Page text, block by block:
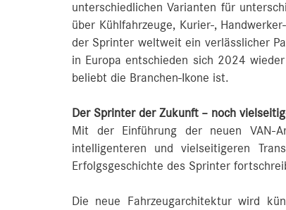
unterschiedlichen Varianten für
über Kühlfahrzeuge, Kurier-,
der Sprinter weltweit ein verlässlicher
in Europa entschieden sich 2024
beliebt die Branchen-Ikone ist.
Der Sprinter der Zukunft – noch
Mit der Einführung der neuen VAN-
intelligenteren und vielseitigeren
Erfolgsgeschichte des Sprinter
Die neue Fahrzeugarchitektur wird